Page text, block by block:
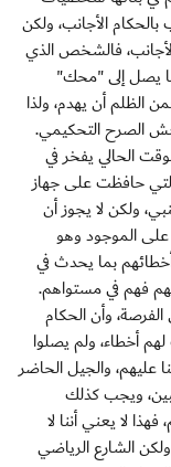
الأجانب، ولكن
فالشخص الذي
يصل إلى "محك"
الظلم أن يهدم، ولذا
الصرح التحكيمي.
الحالي يفخر في
التي حافظت على جهاز
ولكن لا يجوز أن
على الموجود وهو
بما يحدث في
فهم في مستواهم.
وأن الحكام
أخطاء، ولم يصلوا
عليهم، والجيل الحاضر
ويجب كذلك
لا يعني أننا لا
الشارع الرياضي